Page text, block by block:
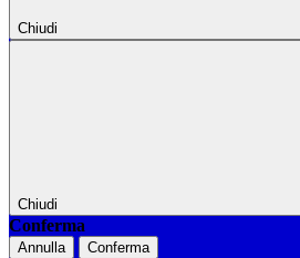
Chiudi
Chiudi
Conferma
Annulla Conferma